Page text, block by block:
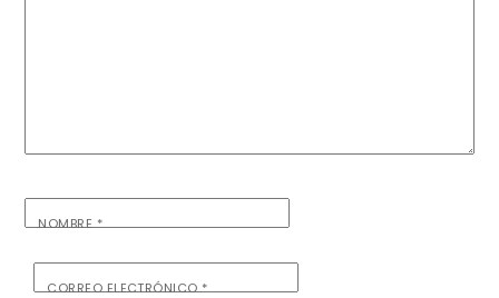
NOMBRE*
CORREO ELECTRÓNICO*